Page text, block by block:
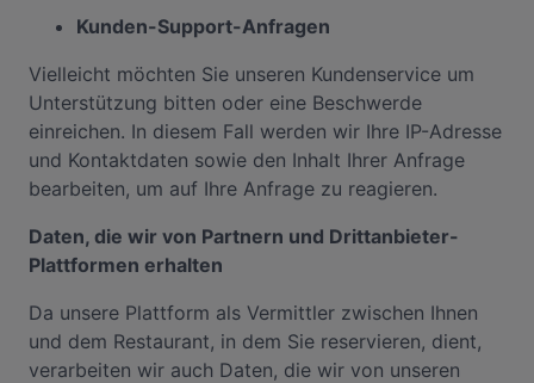
Kunden-Support-Anfragen
Vielleicht möchten Sie unseren Kundenservice um
Unterstützung bitten oder eine Beschwerde
einreichen. In diesem Fall werden wir Ihre IP-Adresse
und Kontaktdaten sowie den Inhalt Ihrer Anfrage
bearbeiten, um auf Ihre Anfrage zu reagieren.
Daten, die wir von Partnern und Drittanbieter-
Plattformen erhalten
Da unsere Plattform als Vermittler zwischen Ihnen
und dem Restaurant, in dem Sie reservieren, dient,
verarbeiten wir auch Daten, die wir von unseren